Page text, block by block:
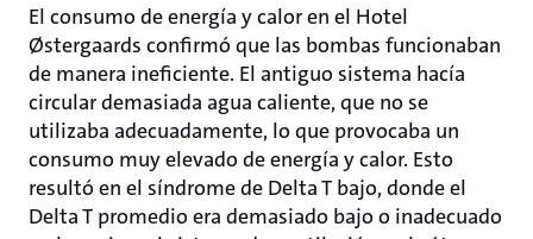
El consumo de energía y calor en el Hotel
Østergaards confirmó que las bombas funcionaban
de manera ineficiente. El antiguo sistema hacía
circular demasiada agua caliente, que no se
utilizaba adecuadamente, lo que provocaba un
consumo muy elevado de energía y calor. Esto
resultó en el síndrome de Delta T bajo, donde el
Delta T promedio era demasiado bajo o inadecuado